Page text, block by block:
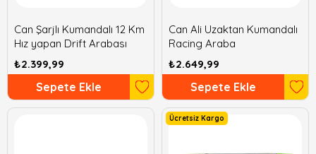
Can Şarjlı Kumandalı 12 Km
Hız yapan Drift Arabası
₺2.399,99
Sepete Ekle
Can Ali Uzaktan Kumandalı
Racing Araba
₺2.649,99
Sepete Ekle
Ücretsiz Kargo